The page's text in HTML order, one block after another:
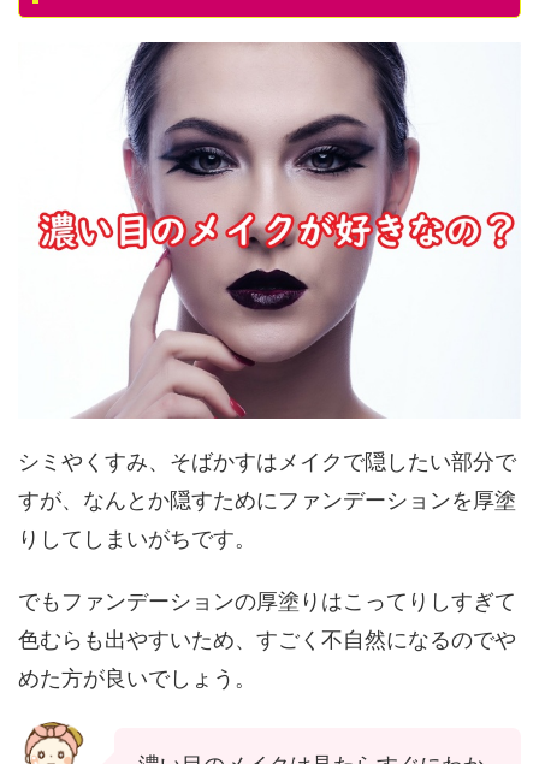
シミやくすみ、そばかすはメイクで隠したい部分で
すが、なんとか隠すためにファンデーションを厚塗
りしてしまいがちです。
でもファンデーションの厚塗りはこってりしすぎて
色むらも出やすいため、すごく不自然になるのでや
めた方が良いでしょう。